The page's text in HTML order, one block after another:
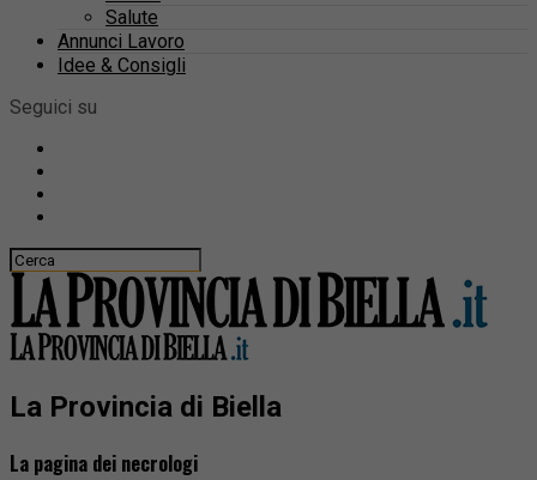
Salute
Annunci Lavoro
Idee & Consigli
Seguici su
La Provincia di Biella
La pagina dei necrologi